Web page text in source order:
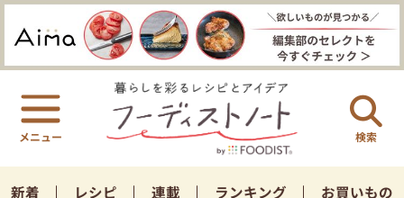
検索
新着 レシピ 連載 ランキング お買いもの